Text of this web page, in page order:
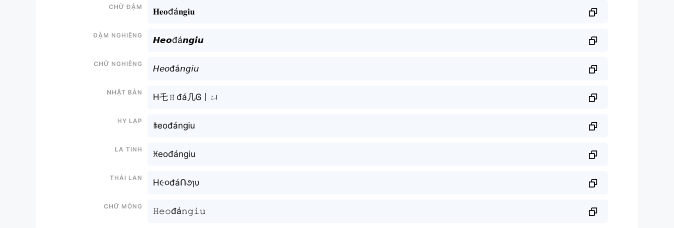
Chữ đậm
𝐇𝐞𝐨đá𝐧𝐠𝐢𝐮
Đậm nghiêng
𝙃𝙚𝙤đá𝙣𝙜𝙞𝙪
Chữ nghiêng
𝘏𝘦𝘰đá𝘯𝘨𝘪𝘶
Nhật bản
H乇ㄖđá几Ꮆ丨ㄩ
Hy lạp
ꑛeođángiu
La tinh
ꁝeođángiu
Thái lan
H૯૦đáՈ૭ɿυ
Chữ mỏng
𝙷𝚎𝚘đá𝚗𝚐𝚒𝚞